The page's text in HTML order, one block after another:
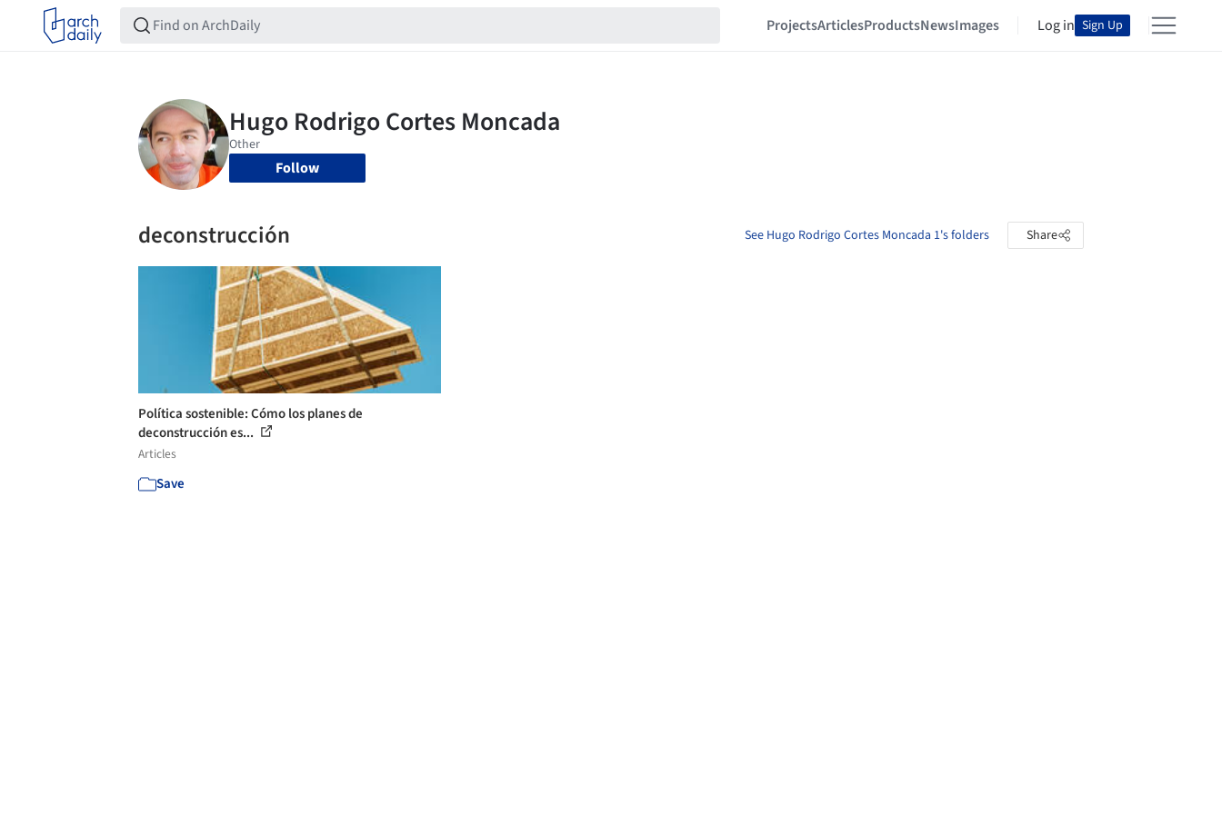
ProjectsArticlesProductsNewsImages Log in Sign Up
Follow
deconstrucción See Hugo Rodrigo Cortes Moncada 1's folders Share
Política sostenible: Cómo los planes de
deconstrucción es...
Articles
Save